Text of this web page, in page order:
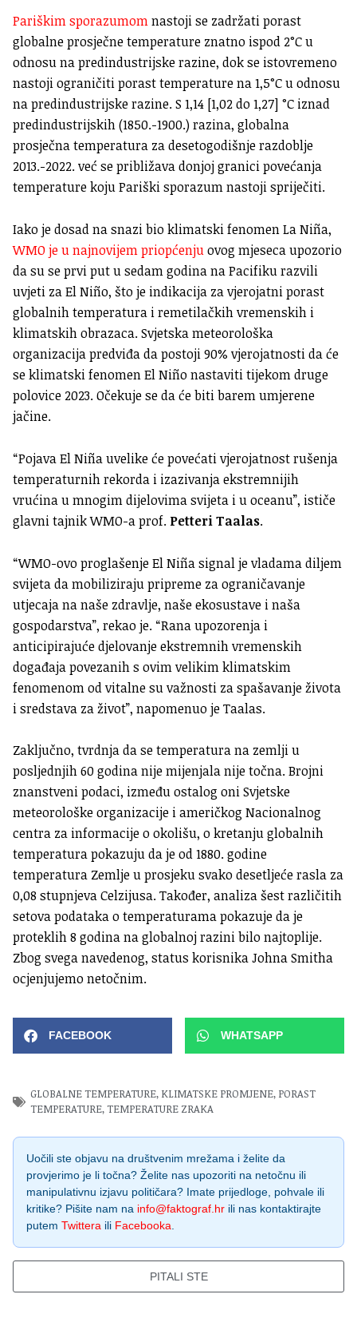
Pariškim sporazumomnastoji se zadržati porast
globalne prosječne temperature znatno ispod 2°C u
odnosu na predindustrijske razine, dok se istovremeno
nastoji ograničiti porast temperature na 1,5°C u odnosu
na predindustrijske razine. S 1,14 [1,02 do 1,27] °C iznad
predindustrijskih (1850.-1900.) razina, globalna
prosječna temperatura za desetogodišnje razdoblje
2013.-2022. već se približava donjoj granici povećanja
temperature koju Pariški sporazum nastoji spriječiti.
Iako je dosad na snazi bio klimatski fenomen La Niña,
WMO je u najnovijem priopćenjuovog mjeseca upozorio
da su se prvi put u sedam godina na Pacifiku razvili
uvjeti za El Niño, što je indikacija za vjerojatni porast
globalnih temperatura i remetilačkih vremenskih i
klimatskih obrazaca. Svjetska meteorološka
organizacija predviđa da postoji 90% vjerojatnosti da će
se klimatski fenomen El Niño nastaviti tijekom druge
polovice 2023. Očekuje se da će biti barem umjerene
jačine.
“Pojava El Niña uvelike će povećati vjerojatnost rušenja
temperaturnih rekorda i izazivanja ekstremnijih
vrućina u mnogim dijelovima svijeta i u oceanu”, ističe
glavni tajnik WMO-a prof. Petteri Taalas.
“WMO-ovo proglašenje El Niña signal je vladama diljem
svijeta da mobiliziraju pripreme za ograničavanje
utjecaja na naše zdravlje, naše ekosustave i naša
gospodarstva”, rekao je. “Rana upozorenja i
anticipirajuće djelovanje ekstremnih vremenskih
događaja povezanih s ovim velikim klimatskim
fenomenom od vitalne su važnosti za spašavanje života
i sredstava za život”, napomenuo je Taalas.
Zaključno, tvrdnja da se temperatura na zemlji u
posljednjih 60 godina nije mijenjala nije točna. Brojni
znanstveni podaci, između ostalog oni Svjetske
meteorološke organizacije i američkog Nacionalnog
centra za informacije o okolišu, o kretanju globalnih
temperatura pokazuju da je od 1880. godine
temperatura Zemlje u prosjeku svako desetljeće rasla za
0,08 stupnjeva Celzijusa. Također, analiza šest različitih
setova podataka o temperaturama pokazuje da je
proteklih 8 godina na globalnoj razini bilo najtoplije.
Zbog svega navedenog, status korisnika Johna Smitha
ocjenjujemo netočnim.
FACEBOOK WHATSAPP
GLOBALNE TEMPERATURE, KLIMATSKE PROMJENE, PORAST
TEMPERATURE,TEMPERATURE ZRAKA
Uočili ste objavu na društvenim mrežama i želite da
provjerimo je li točna? Želite nas upozoriti na netočnu ili
manipulativnu izjavu političara? Imate prijedloge, pohvale ili
kritike? Pišite nam na info@faktograf.hr ili nas kontaktirajte
putem Twittera ili Facebooka.
PITALI STE